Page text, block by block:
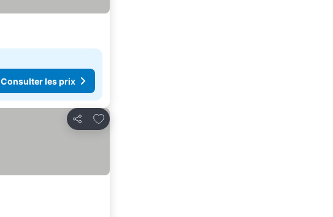
Consulter les prix
Partager
Ajouter à mes favoris